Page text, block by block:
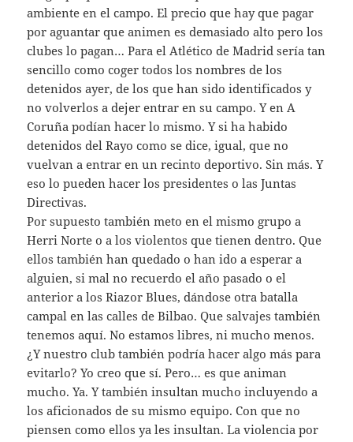
ambiente en el campo. El precio que hay que pagar
por aguantar que animen es demasiado alto pero los
clubes lo pagan… Para el Atlético de Madrid sería tan
sencillo como coger todos los nombres de los
detenidos ayer, de los que han sido identificados y
no volverlos a dejer entrar en su campo. Y en A
Coruña podían hacer lo mismo. Y si ha habido
detenidos del Rayo como se dice, igual, que no
vuelvan a entrar en un recinto deportivo. Sin más. Y
eso lo pueden hacer los presidentes o las Juntas
Directivas.
Por supuesto también meto en el mismo grupo a
Herri Norte o a los violentos que tienen dentro. Que
ellos también han quedado o han ido a esperar a
alguien, si mal no recuerdo el año pasado o el
anterior a los Riazor Blues, dándose otra batalla
campal en las calles de Bilbao. Que salvajes también
tenemos aquí. No estamos libres, ni mucho menos.
¿Y nuestro club también podría hacer algo más para
evitarlo? Yo creo que sí. Pero… es que animan
mucho. Ya. Y también insultan mucho incluyendo a
los aficionados de su mismo equipo. Con que no
piensen como ellos ya les insultan. La violencia por